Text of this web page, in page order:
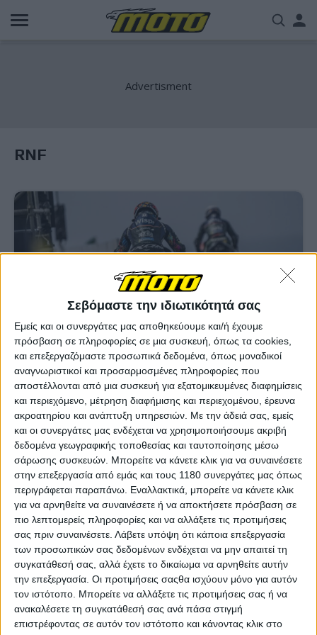
Σεβόμαστε την ιδιωτικότητά σας
Εμείς και οι συνεργάτες μας αποθηκεύουμε και/ή έχουμε
πρόσβαση σε πληροφορίες σε μια συσκευή, όπως τα cookies,
και επεξεργαζόμαστε προσωπικά δεδομένα, όπως μοναδικοί
αναγνωριστικοί και προσαρμοσμένες πληροφορίες που
αποστέλλονται από μια συσκευή για εξατομικευμένες διαφημίσεις
και περιεχόμενο, μέτρηση διαφήμισης και περιεχομένου, έρευνα
ακροατηρίου και ανάπτυξη υπηρεσιών. Με την άδειά σας, εμείς
και οι συνεργάτες μας ενδέχεται να χρησιμοποιήσουμε ακριβή
δεδομένα γεωγραφικής τοποθεσίας και ταυτοποίησης μέσω
σάρωσης συσκευών. Μπορείτε να κάνετε κλικ για να συναινέσετε
στην επεξεργασία από εμάς και τους 1180 συνεργάτες μας όπως
περιγράφεται παραπάνω. Εναλλακτικά, μπορείτε να κάνετε κλικ
για να αρνηθείτε να συναινέσετε ή να αποκτήσετε πρόσβαση σε
πιο λεπτομερείς πληροφορίες και να αλλάξετε τις προτιμήσεις
σας πριν συναινέσετε. Λάβετε υπόψη ότι κάποια επεξεργασία
των προσωπικών σας δεδομένων ενδέχεται να μην απαιτεί τη
συγκατάθεσή σας, αλλά έχετε το δικαίωμα να αρνηθείτε αυτήν
την επεξεργασία. Οι προτιμήσεις σαςθα ισχύουν μόνο για αυτόν
τον ιστότοπο. Μπορείτε να αλλάξετε τις προτιμήσεις σας ή να
ανακαλέσετε τη συγκατάθεσή σας ανά πάσα στιγμή
επιστρέφοντας σε αυτόν τον ιστότοπο και κάνοντας κλικ στο
Παράκαμψη
προς
RNF
Race News 5/12/2023
Dorna, IRTA και CryptoDATA RNF Racing τα βρήκαν
λίγο πριν φτάσουν στις δικαστικές αίθουσες
Το σήριαλ της αποπομπής της CryptoDATA RNF
Racing&nbsp;από το Πρωτάθλημα του 2024&nbsp;τελικά δεν
θα φτάσει στις δικαστικές αίθουσες καθώς η μέχρι πρότινος
δορυφορική ομάδα της Aprilia τα βρήκε με την...
Race News
Η Aprilia ακύρωσε το συμβόλαιο με την RNF Racing
για το 2024!
Μετά από την ανακοίνωση της Dorna για την αποπομπή της
CryptoDATA RNF Racing από το Πρωτάθλημα του 2...
Race News
CryptoDATA RNF - Ειρωνεία, δηλητήριο και “τα
λέμε στο δικαστήριο” στη Dorna!